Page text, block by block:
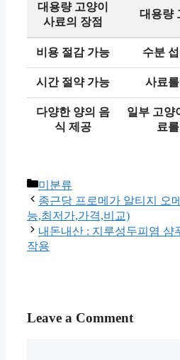
대용량 고양이
사료의 장점
대용량
비용 절감 가능 수분
시간 절약 가능 사료
다양한 양의 음
식 제공
일부 고양
료
Categories
미분류
종근당 프로메가 알티지 오
능,최저가,가격,비교)
내돈내산 : 지루성두피염 샴
작용
Leave a Comment